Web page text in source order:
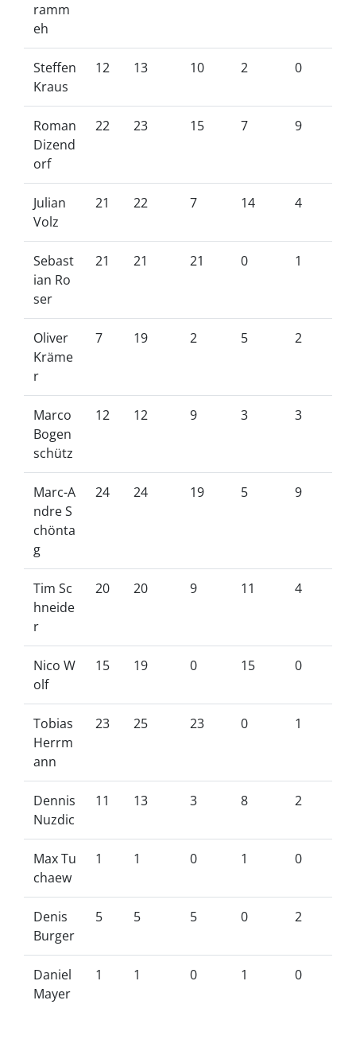
ramm
eh
Steffen
Kraus
12 13 10 2 0
Roman
Dizend
orf
22 23 15 7 9
Julian
Volz
21 22 7 14 4
Sebast
ian Ro
ser
21 21 21 0 1
Oliver
Kräme
r
7 19 2 5 2
Marco
Bogen
schütz
12 12 9 3 3
Marc-A
ndre S
chönta
g
24 24 19 5 9
Tim Sc
hneide
r
20 20 9 11 4
Nico W
olf
15 19 0 15 0
Tobias
Herrm
ann
23 25 23 0 1
Dennis
Nuzdic
11 13 3 8 2
Max Tu
chaew
1 1 0 1 0
Denis
Burger
5 5 5 0 2
Daniel
Mayer
1 1 0 1 0